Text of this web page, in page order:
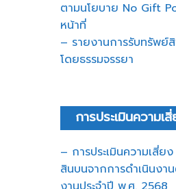
ตามนโยบาย No Gift
หน้าที่
– รายงานการรับทรัพย์
โดยธรรมจรรยา
การประเมินความเ
– การประเมินความเสี่ย
สินบนจากการดำเนินงา